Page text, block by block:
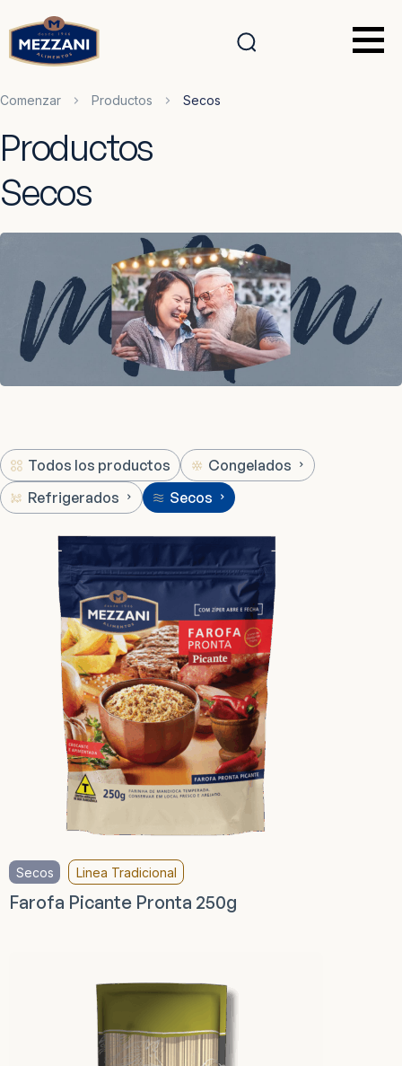
Comenzar Productos Secos
Productos
Secos
Todos los productos
Congelados
Refrigerados
Secos
Secos Linea Tradicional
Farofa Picante Pronta 250g